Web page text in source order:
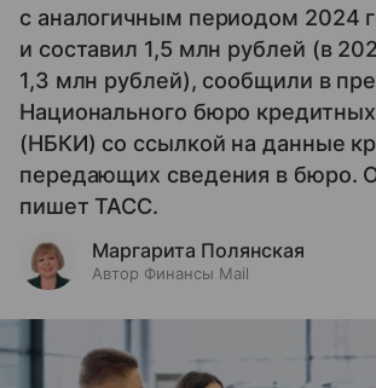
с аналогичным периодом 2024
и составил 1,5 млн рублей (в
1,3 млн рублей), сообщили в
Национального бюро
(НБКИ) со ссылкой на данные
передающих сведения в бюро.
пишет ТАСС.
Маргарита Полянская
Автор Финансы Mail